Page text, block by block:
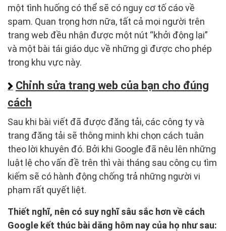
một tình huống có thể sẽ có nguy cơ tố cáo về
spam. Quan trọng hơn nữa, tất cả mọi người trên
trang web đều nhận được một nút “khởi động lại”
và một bài tái giáo dục về những gì được cho phép
trong khu vực này.
Chỉnh sửa trang web của bạn cho đúng
cách
Sau khi bài viết đã được đăng tải, các công ty và
trang đăng tải sẽ thông minh khi chọn cách tuân
theo lời khuyên đó. Bởi khi Google đã nêu lên những
luật lệ cho vấn đề trên thì vài tháng sau công cụ tìm
kiếm sẽ có hành động chống trả những người vi
phạm rất quyết liệt.
Thiết nghĩ, nên có suy nghĩ sâu sắc hơn về cách
Google kết thúc bài dăng hôm nay của họ như sau: